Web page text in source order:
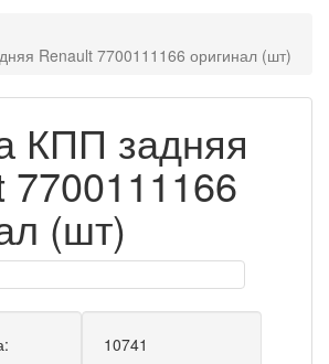
Renault 7700111166 оригинал (шт)
КПП задняя
7700111166
(шт)
10741